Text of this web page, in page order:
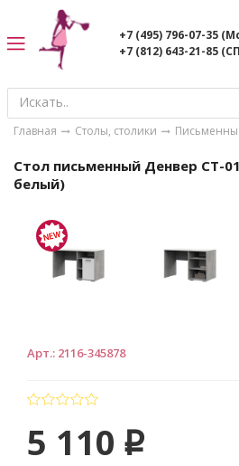
+7 (495) 796-07-35
+7 (812) 643-21-85
Главная Столы, столики
Стол письменный Денвер СТ-
белый)
Арт.: 2116-345878
5 110 p